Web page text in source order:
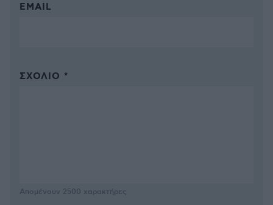
EMAIL
ΣΧΌΛΙΟ *
Απομένουν 2500 χαρακτήρες